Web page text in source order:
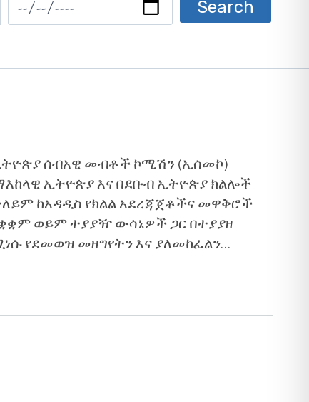
ሰብአዊ መብቶች ኮሚሽን (ኢሰመኮ)
ኢትዮጵያ እና በደቡብ ኢትዮጵያ ክልሎች
ከአዳዲስ የክልል አደረጃጀቶችና መዋቅሮች
ወይም ተያያዥ ውሳኔዎች ጋር በተያያዘ
የደመወዝ መዘግየትን እና ያለመከፈልን